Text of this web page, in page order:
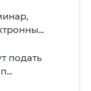
подать